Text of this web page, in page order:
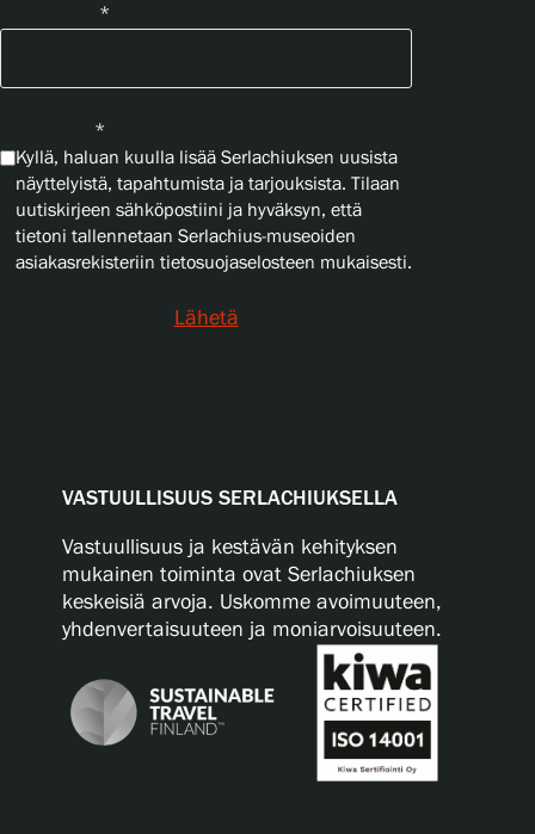
*
*
Kyllä, haluan kuulla lisää Serlachiuksen uusista
näyttelyistä, tapahtumista ja tarjouksista. Tilaan
uutiskirjeen sähköpostiini ja hyväksyn, että
tietoni tallennetaan Serlachius-museoiden
asiakasrekisteriin tietosuojaselosteen mukaisesti.
Lähetä
VASTUULLISUUS SERLACHIUKSELLA
Vastuullisuus ja kestävän kehityksen
mukainen toiminta ovat Serlachiuksen
keskeisiä arvoja. Uskomme avoimuuteen,
yhdenvertaisuuteen ja moniarvoisuuteen.